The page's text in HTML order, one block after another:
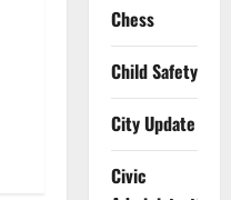
Chess
Child Safety
City Update
Civic